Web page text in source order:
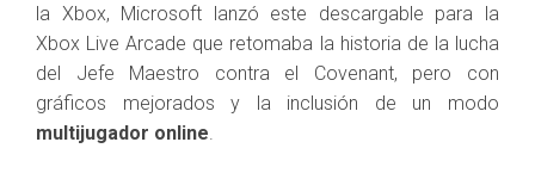
la Xbox, Microsoft lanzó este descargable para la
Xbox Live Arcade que retomaba la historia de la lucha
del Jefe Maestro contra el Covenant, pero con
gráficos mejorados y la inclusión de un modo
multijugador online